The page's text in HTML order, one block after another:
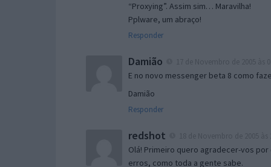
“Proxying”. Assim sim… Maravilha!
Pplware, um abraço!
Responder
Damião
E no novo messenger beta 8 como
Damião
Responder
redshot
Olá! Primeiro quero agradecer-vos
erros, como toda a gente sabe.